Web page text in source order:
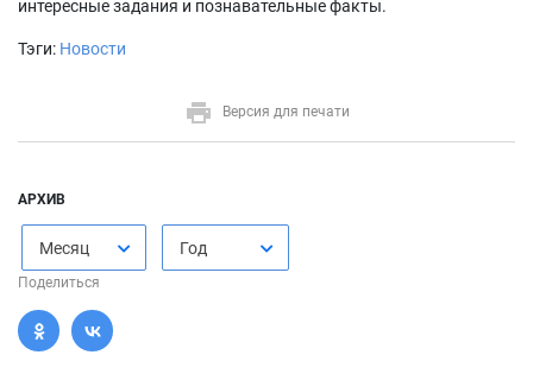
интересные задания и познавательные факты.
Тэги: Новости
Версия для печати
АРХИВ
Месяц Год
Поделиться